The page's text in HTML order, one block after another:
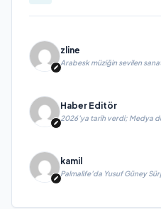
zline
Arabesk müziğin sevilen
Haber Editör
2026’ya tarih verdi; Medya
kamil
Palmalife’da Yusuf Güney